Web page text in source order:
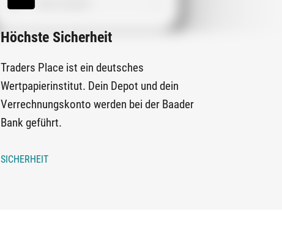
Höchste Sicherheit
Traders Place ist ein deutsches
Wertpapierinstitut. Dein Depot und dein
Verrechnungskonto werden bei der Baader
Bank geführt.
SICHERHEIT